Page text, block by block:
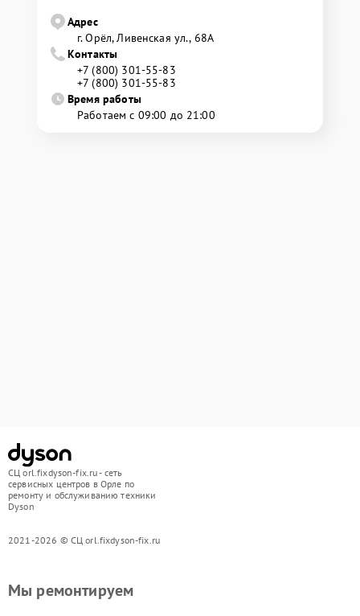
Адрес
г. Орёл, Ливенская ул., 68А
Контакты
+7 (800) 301-55-83
+7 (800) 301-55-83
Время работы
Работаем с 09:00 до 21:00
СЦ orl.fixdyson-fix.ru - сеть
сервисных центров в Орле по
ремонту и обслуживанию техники
Dyson
2021-2026 © СЦ orl.fixdyson-fix.ru
Мы ремонтируем